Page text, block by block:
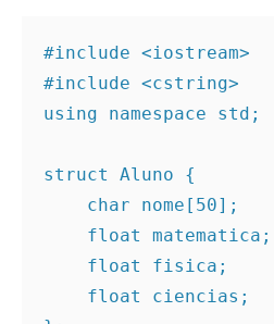
#include <iostream>
#include <cstring>
using namespace std;
struct Aluno {
    char nome[50];
    float matematica;
    float fisica;
    float ciencias;